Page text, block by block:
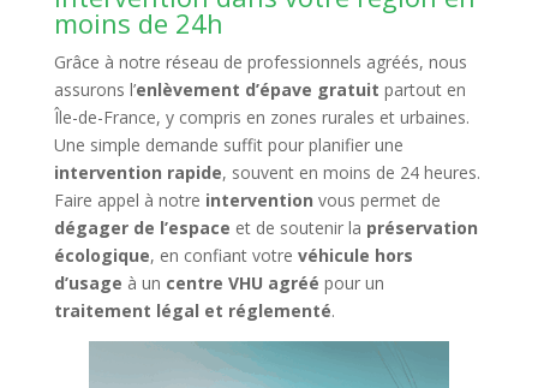
moins de 24h
Grâce à notre réseau de professionnels agréés, nous
assurons l’enlèvement d’épave gratuit partout en
Île-de-France, y compris en zones rurales et urbaines.
Une simple demande suffit pour planifier une
intervention rapide, souvent en moins de 24 heures.
Faire appel à notre intervention vous permet de
dégager de l’espace et de soutenir la préservation
écologique, en confiant votre véhicule hors
d’usage à un centre VHU agréé pour un
traitement légal et réglementé.